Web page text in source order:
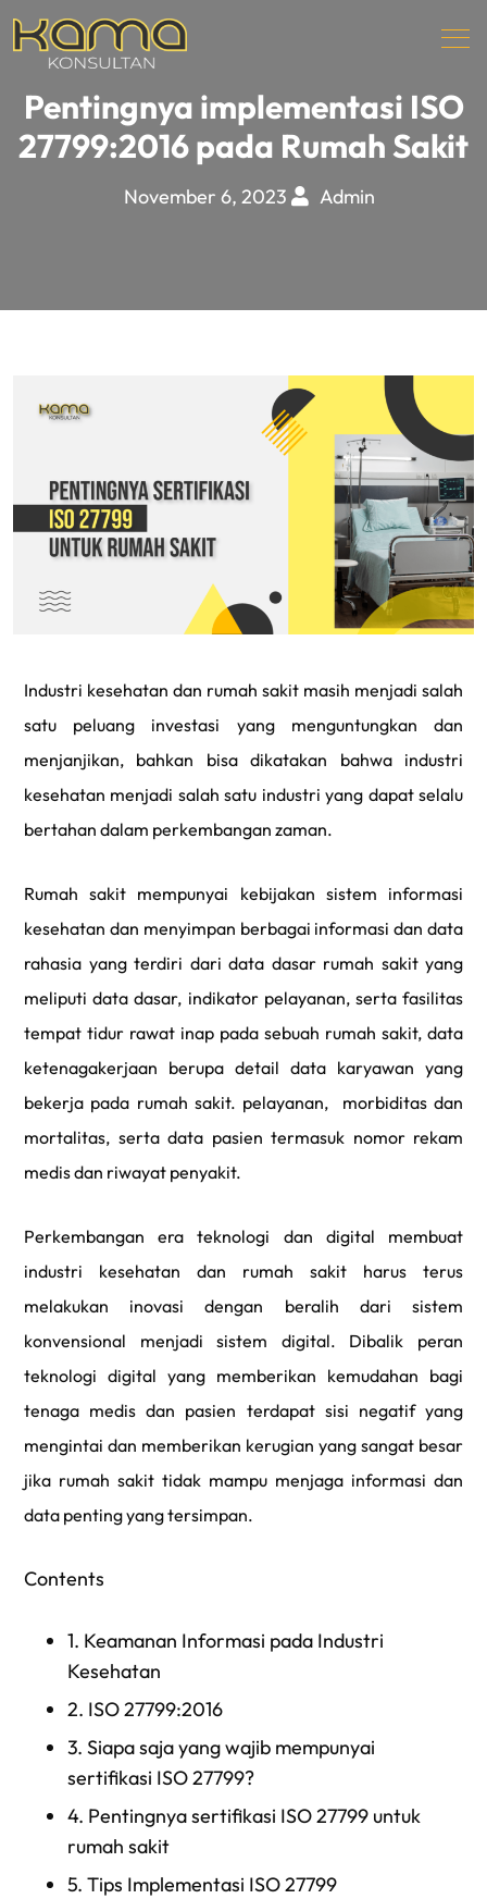
Pentingnya implementasi ISO
27799:2016 pada Rumah Sakit
November 6, 2023 Admin
Industri kesehatan dan rumah sakit masih menjadi salah
satu peluang investasi yang menguntungkan dan
menjanjikan, bahkan bisa dikatakan bahwa industri
kesehatan menjadi salah satu industri yang dapat selalu
bertahan dalam perkembangan zaman.
Rumah sakit mempunyai kebijakan sistem informasi
kesehatan dan menyimpan berbagai informasi dan data
rahasia yang terdiri dari data dasar rumah sakit yang
meliputi data dasar, indikator pelayanan, serta fasilitas
tempat tidur rawat inap pada sebuah rumah sakit, data
ketenagakerjaan berupa detail data karyawan yang
bekerja pada rumah sakit. pelayanan, morbiditas dan
mortalitas, serta data pasien termasuk nomor rekam
medis dan riwayat penyakit.
Perkembangan era teknologi dan digital membuat
industri kesehatan dan rumah sakit harus terus
melakukan inovasi dengan beralih dari sistem
konvensional menjadi sistem digital. Dibalik peran
teknologi digital yang memberikan kemudahan bagi
tenaga medis dan pasien terdapat sisi negatif yang
mengintai dan memberikan kerugian yang sangat besar
jika rumah sakit tidak mampu menjaga informasi dan
data penting yang tersimpan.
Contents
1. Keamanan Informasi pada Industri
Kesehatan
2. ISO 27799:2016
3. Siapa saja yang wajib mempunyai
sertifikasi ISO 27799?
4. Pentingnya sertifikasi ISO 27799 untuk
rumah sakit
5. Tips Implementasi ISO 27799